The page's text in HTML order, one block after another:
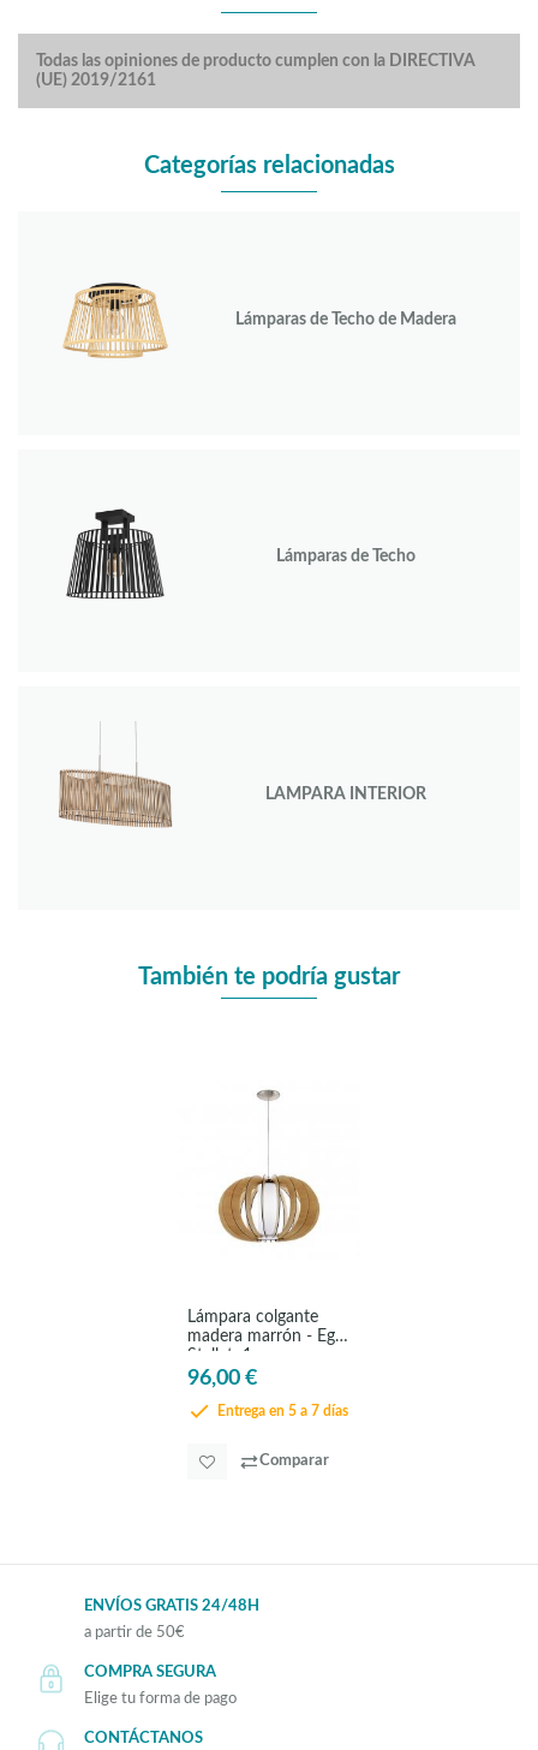
Todas las opiniones de producto cumplen con la DIRECTIVA
(UE) 2019/2161
Categorías relacionadas
Lámparas de Techo de Madera
Lámparas de Techo
LAMPARA INTERIOR
También te podría gustar
Lámpara colgante
madera marrón - Eglo
Stellato1
96,00 €
Entrega en 5 a 7 días
Comparar
ENVÍOS GRATIS 24/48H
a partir de 50€
COMPRA SEGURA
Elige tu forma de pago
CONTÁCTANOS